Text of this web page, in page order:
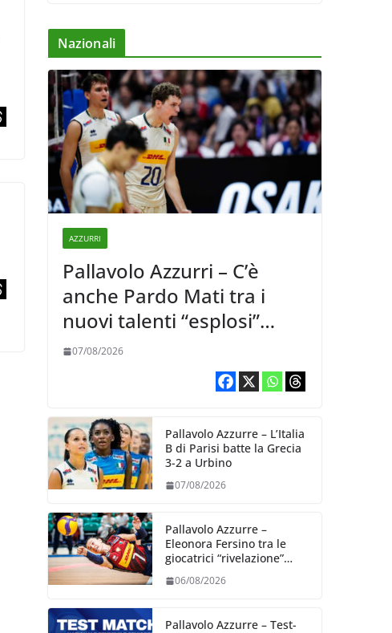
Nazionali
AZZURRI
Pallavolo Azzurri – C’è
anche Pardo Mati tra i
nuovi talenti “esplosi”
nella VNL 2026 per
07/08/2026
Pallavolo Azzurre – L’Italia
B di Parisi batte la Grecia
3-2 a Urbino
07/08/2026
Pallavolo Azzurre –
Eleonora Fersino tra le
giocatrici “rivelazione”
Volleyball World
06/08/2026
Pallavolo Azzurre – Test-